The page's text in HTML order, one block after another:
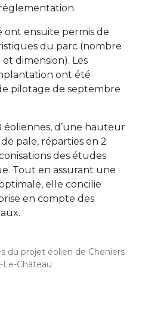
ont ensuite permis de
du parc (nombre
et dimension). Les
ont été
pilotage de septembre
éoliennes, d’une hauteur
pale, réparties en 2
des études
Tout en assurant une
elle concilie
en compte des
du projet éolien de Cheniers
Le-Château